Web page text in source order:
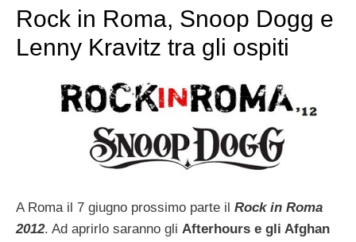
Rock in Roma, Snoop Dogg e
Lenny Kravitz tra gli ospiti
A Roma il 7 giugno prossimo parte il Rock in Roma
2012. Ad aprirlo saranno gli Afterhours e gli Afghan